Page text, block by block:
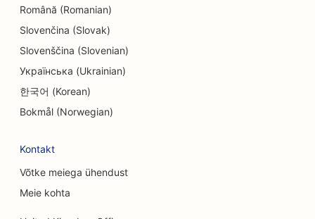
SEO Facelift teenuste jaoks
SEO põllumajandusettevõtetest toidukohti
pakkuvatele restoranidele
SEO kiirtoidurestoranidele
SEO finantsteenuste jaoks
Română (Romanian)
Slovenčina (Slovak)
Slovenščina (Slovenian)
Українська (Ukrainian)
한국어 (Korean)
Bokmål (Norwegian)
Kontakt
Võtke meiega ühendust
Meie kohta